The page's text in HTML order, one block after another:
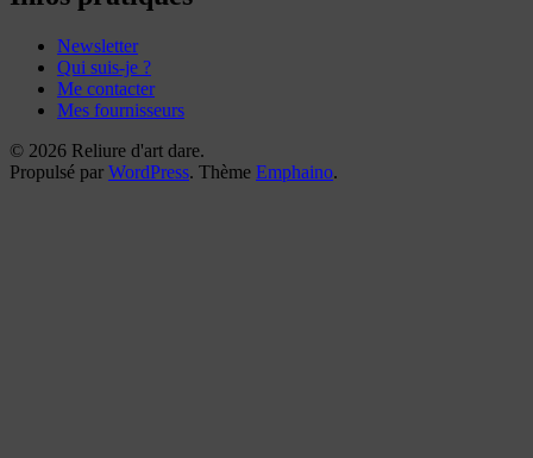
Newsletter
Qui suis-je ?
Me contacter
Mes fournisseurs
© 2026 Reliure d'art dare.
Propulsé par WordPress. Thème Emphaino.